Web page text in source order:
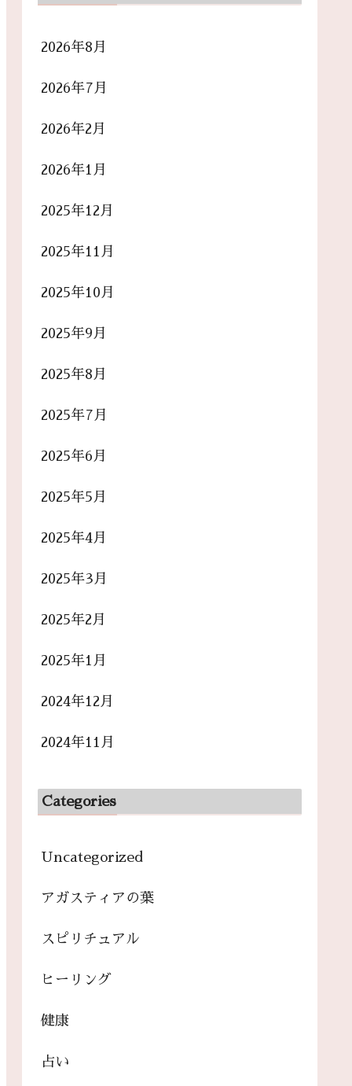
2026年8月
2026年7月
2026年2月
2026年1月
2025年12月
2025年11月
2025年10月
2025年9月
2025年8月
2025年7月
2025年6月
2025年5月
2025年4月
2025年3月
2025年2月
2025年1月
2024年12月
2024年11月
Categories
Uncategorized
アガスティアの葉
スピリチュアル
ヒーリング
健康
占い